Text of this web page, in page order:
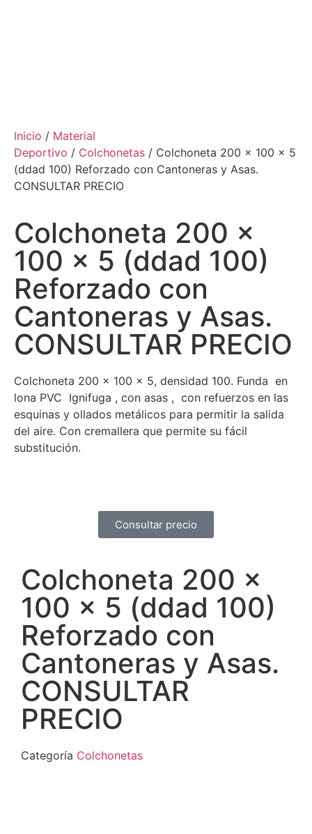
Inicio / Material
Deportivo / Colchonetas / Colchoneta 200 x 100 x 5
(ddad 100) Reforzado con Cantoneras y Asas.
CONSULTAR PRECIO
Colchoneta 200 x
100 x 5 (ddad 100)
Reforzado con
Cantoneras y Asas.
CONSULTAR PRECIO
Colchoneta 200 x 100 x 5, densidad 100. Funda en
lona PVC Ignifuga , con asas , con refuerzos en las
esquinas y ollados metálicos para permitir la salida
del aire. Con cremallera que permite su fácil
substitución.
Consultar precio
Colchoneta 200 x
100 x 5 (ddad 100)
Reforzado con
Cantoneras y Asas.
CONSULTAR
PRECIO
Categoría Colchonetas